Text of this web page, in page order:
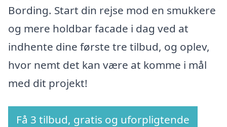
Bording. Start din rejse mod en smukkere
og mere holdbar facade i dag ved at
indhente dine første tre tilbud, og oplev,
hvor nemt det kan være at komme i mål
med dit projekt!
Få 3 tilbud, gratis og uforpligtende